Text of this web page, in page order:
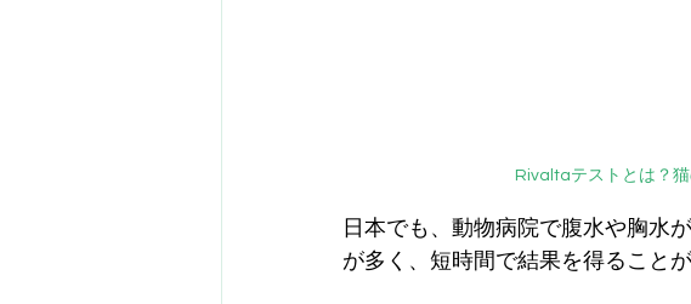
Rivaltaテストとは？
日本でも、動物病院で腹水や胸水
が多く、短時間で結果を得ることが